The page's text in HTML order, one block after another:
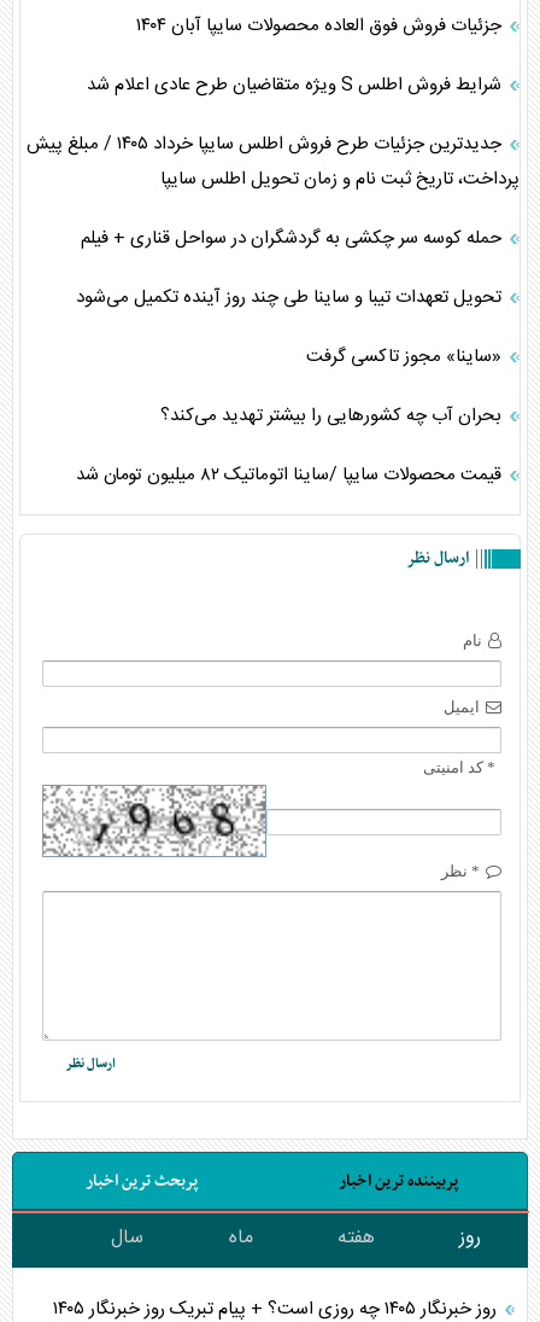
جزئیات فروش فوق العاده محصولات سایپا آبان ۱۴۰۴
شرایط فروش اطلس S ویژه متقاضیان طرح عادی اعلام شد
جدیدترین جزئیات طرح فروش اطلس سایپا خرداد ۱۴۰۵ / مبلغ پیش
پرداخت، تاریخ ثبت نام و زمان تحویل اطلس سایپا
حمله کوسه سر چکشی به گردشگران در سواحل قناری + فیلم
تحویل تعهدات تیبا و ساینا طی چند روز آینده تکمیل می‌شود
«ساینا» مجوز تاکسی گرفت
بحران آب چه کشورهایی را بیشتر تهدید می‌کند؟
قیمت محصولات سایپا /ساینا اتوماتیک ۸۲ میلیون تومان شد
ارسال نظر
نام
ایمیل
* کد امنیتی
* نظر
پربیننده ترین اخبار پربحث ترین اخبار
روز هفته ماه سال
روز خبرنگار ۱۴۰۵ چه روزی است؟ + پیام تبریک روز خبرنگار ۱۴۰۵